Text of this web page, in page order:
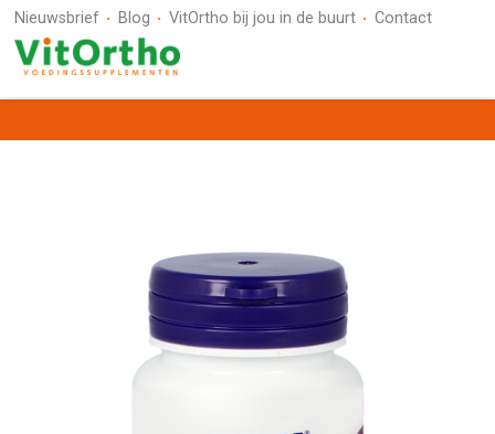
Nieuwsbrief Blog VitOrtho bij jou in de buurt Contact